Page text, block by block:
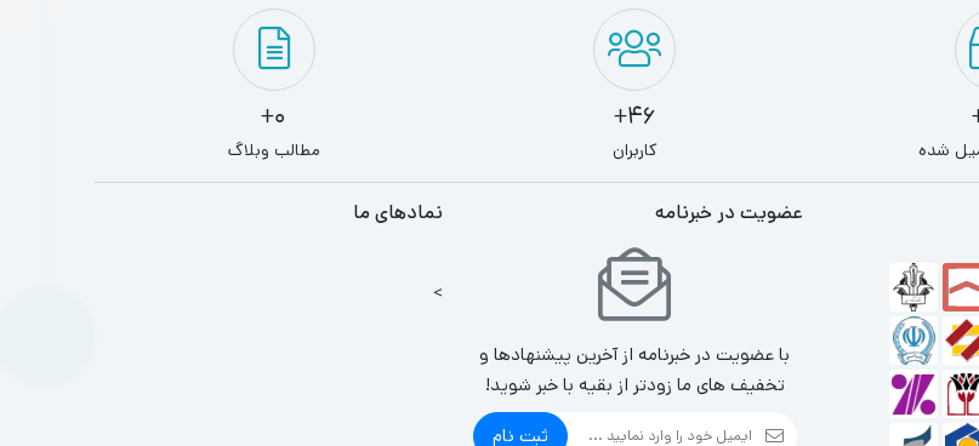
شده
46+
کاربران
0+
مطالب وبلاگ
عضویت در خبرنامه
با عضویت در خبرنامه از آخرین پیشنهادها و
تخفیف های ما زودتر از بقیه با خبر شوید!
ثبت نام
نمادهای ما
>